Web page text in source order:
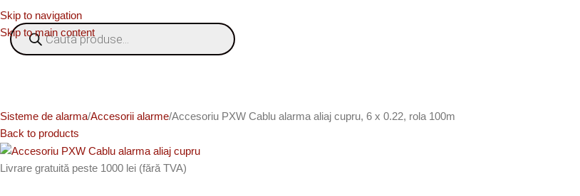
Skip to navigation
Skip to main content
Sisteme de alarma Accesorii alarme Accesoriu PXW Cablu alarma aliaj cupru, 6 x 0.22, rola 100m
Back to products
Livrare gratuită peste 1000 lei (fără TVA)